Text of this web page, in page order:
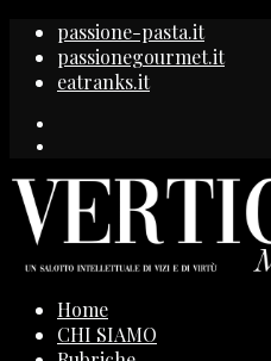
passione-pasta.it
passionegourmet.it
eatranks.it
Home
CHI SIAMO